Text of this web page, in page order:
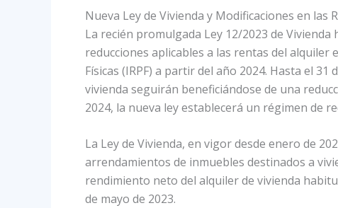
Nueva Ley de Vivienda y Modificaciones en las
La recién promulgada Ley 12/2023 de
reducciones aplicables a las rentas del alquiler
Físicas (IRPF) a partir del año 2024. Hasta el
vivienda seguirán beneficiándose de una
2024, la nueva ley establecerá un régimen de
La Ley de Vivienda, en vigor desde enero de
arrendamientos de inmuebles destinados a
rendimiento neto del alquiler de vivienda
de mayo de 2023.